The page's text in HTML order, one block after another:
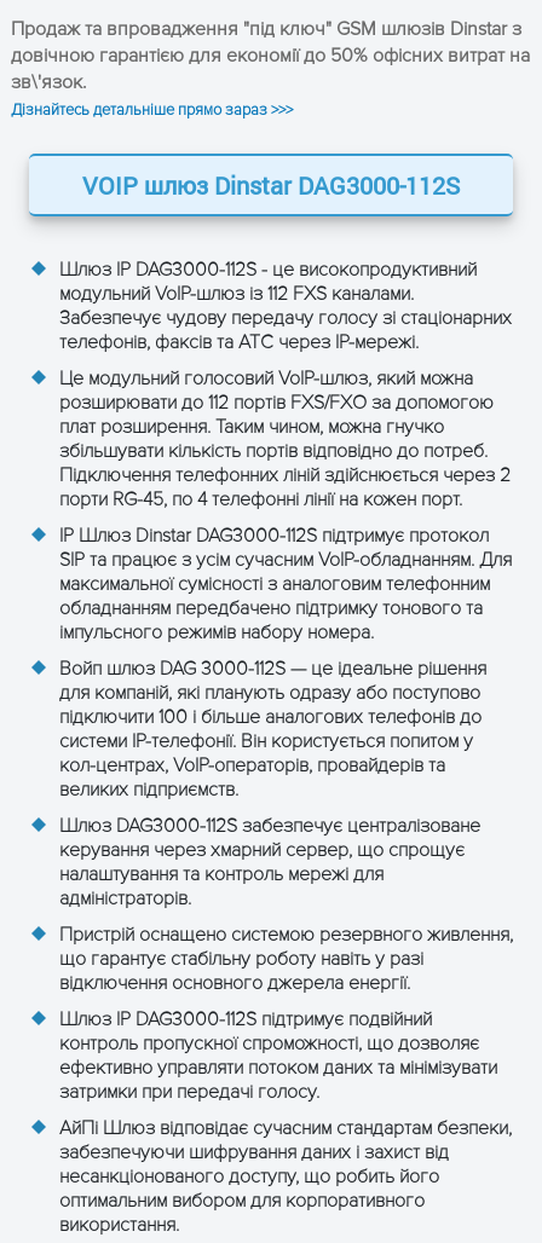
Продаж та впровадження "під ключ" GSM шлюзів Dinstar з
довічною гарантією для економії до 50% офісних витрат на
зв\'язок.
Дізнайтесь детальніше прямо зараз >>>
VOIP шлюз Dinstar DAG3000-112S
Шлюз IP DAG3000-112S - це високопродуктивний
модульний VoIP-шлюз із 112 FXS каналами.
Забезпечує чудову передачу голосу зі стаціонарних
телефонів, факсів та АТС через IP-мережі.
Це модульний голосовий VoIP-шлюз, який можна
розширювати до 112 портів FXS/FXO за допомогою
плат розширення. Таким чином, можна гнучко
збільшувати кількість портів відповідно до потреб.
Підключення телефонних ліній здійснюється через 2
порти RG-45, по 4 телефонні лінії на кожен порт.
IP Шлюз Dinstar DAG3000-112S підтримує протокол
SIP та працює з усім сучасним VoIP-обладнанням. Для
максимальної сумісності з аналоговим телефонним
обладнанням передбачено підтримку тонового та
імпульсного режимів набору номера.
Войп шлюз DAG 3000-112S — це ідеальне рішення
для компаній, які планують одразу або поступово
підключити 100 і більше аналогових телефонів до
системи IP-телефонії. Він користується попитом у
кол-центрах, VoIP-операторів, провайдерів та
великих підприємств.
Шлюз DAG3000-112S забезпечує централізоване
керування через хмарний сервер, що спрощує
налаштування та контроль мережі для
адміністраторів.
Пристрій оснащено системою резервного живлення,
що гарантує стабільну роботу навіть у разі
відключення основного джерела енергії.
Шлюз IP DAG3000-112S підтримує подвійний
контроль пропускної спроможності, що дозволяє
ефективно управляти потоком даних та мінімізувати
затримки при передачі голосу.
АйПі Шлюз відповідає сучасним стандартам безпеки,
забезпечуючи шифрування даних і захист від
несанкціонованого доступу, що робить його
оптимальним вибором для корпоративного
використання.
посилення
T.38/Pass-through, до 14.4
Модем/POS
FXS порт
Конектор: RJ45
імпульсний
Імпульсний режим: 10 та 20
PPS
Caller ID: DTMF/FSK
Максимальна довжина
кабелю: 5 км
Зворотна полярність
Інтерфейси
Телефонні порти: 48-112 FXS,
RJ45
Ethernet інтерфейси: 4*RJ-45
10/100 Мбіт/с
1 консольний порт,
115200 біт/с
Вхідне живлення
100-240 В змінного струму,
50-60 Гц
Енергоспоживання
(макс.), Вт
125
Діапазон робочих
температур
0°С...+45°С
Розмір, мм 440 ×300 ×132
Вага, кг 7
ЗАЛИШТЕ ЗАЯВКУ
та отримайте консультацію